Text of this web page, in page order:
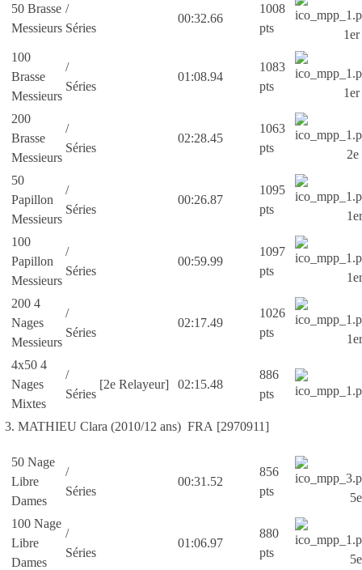
50 Brasse
Messieurs
/
Séries
00:32.66
1008
pts
1er
100
Brasse
Messieurs
/
Séries
01:08.94
1083
pts
1er
200
Brasse
Messieurs
/
Séries
02:28.45
1063
pts
2e
50
Papillon
Messieurs
/
Séries
00:26.87
1095
pts
1er
100
Papillon
Messieurs
/
Séries
00:59.99
1097
pts
1er
200 4
Nages
Messieurs
/
Séries
02:17.49
1026
pts
1er
4x50 4
Nages
Mixtes
/
Séries
[2e Relayeur] 02:15.48
886
pts
3. MATHIEU Clara (2010/12 ans) FRA [2970911]
50 Nage
Libre
Dames
/
Séries
00:31.52
856
pts
5e
100 Nage
Libre
Dames
/
Séries
01:06.97
880
pts
5e